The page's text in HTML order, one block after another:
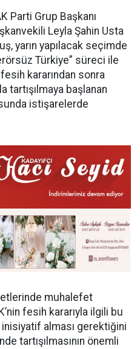
Parti Grup Başkanı
Leyla Şahin Usta
yarın yapılacak seçimde
Türkiye” süreci ile
kararından sonra
tartışılmaya başlanan
istişarelerde
muhalefet
fesih kararıyla ilgili bu
alması gerektiğini
tartışılmasının önemli